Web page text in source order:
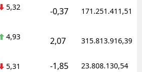
5,32 -0,37 171.251.411,51
4,93 2,07 315.813.916,39
5,31 -1,85 23.808.130,54